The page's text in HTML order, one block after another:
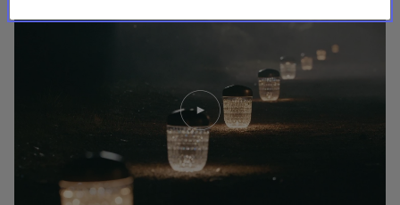
Riproduci
video
Video
YouTube,
lampada
portatile
mini